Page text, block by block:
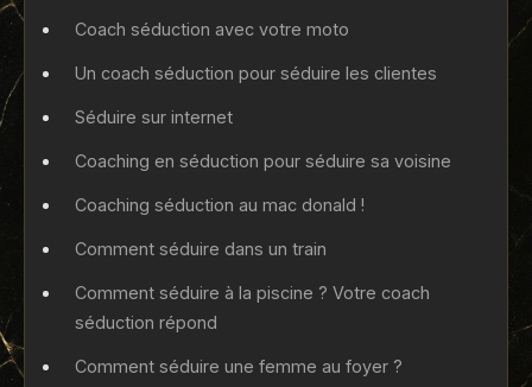
Coach séduction avec votre moto
Un coach séduction pour séduire les clientes
Séduire sur internet
Coaching en séduction pour séduire sa voisine
Coaching séduction au mac donald !
Comment séduire dans un train
Comment séduire à la piscine ? Votre coach
séduction répond
Comment séduire une femme au foyer ?